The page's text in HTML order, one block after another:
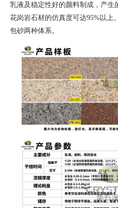
乳液及稳定性好的颜料制成，产生
花岗岩石材的仿真度可达95%以上
包砂两种体系。